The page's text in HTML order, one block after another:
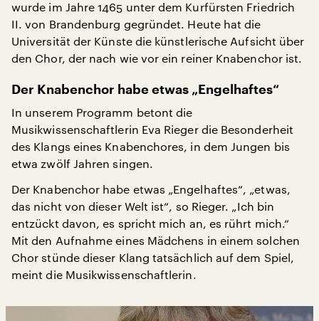
wurde im Jahre 1465 unter dem Kurfürsten Friedrich
II. von Brandenburg gegründet. Heute hat die
Universität der Künste die künstlerische Aufsicht über
den Chor, der nach wie vor ein reiner Knabenchor ist.
Der Knabenchor habe etwas „Engelhaftes“
In unserem Programm betont die
Musikwissenschaftlerin Eva Rieger die Besonderheit
des Klangs eines Knabenchores, in dem Jungen bis
etwa zwölf Jahren singen.
Der Knabenchor habe etwas „Engelhaftes“, „etwas,
das nicht von dieser Welt ist“, so Rieger. „Ich bin
entzückt davon, es spricht mich an, es rührt mich.“
Mit den Aufnahme eines Mädchens in einem solchen
Chor stünde dieser Klang tatsächlich auf dem Spiel,
meint die Musikwissenschaftlerin.